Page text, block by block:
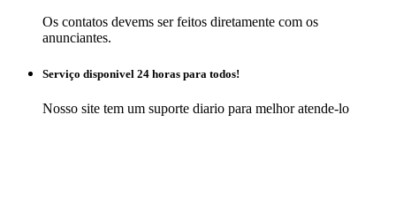
Os contatos devems ser feitos diretamente com os
anunciantes.
Serviço disponivel 24 horas para todos!
Nosso site tem um suporte diario para melhor atende-lo